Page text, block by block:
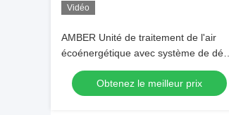
Vidéo
AMBER Unité de traitement de l'air
écoénergétique avec système de débit
d'air CVC
Obtenez le meilleur prix